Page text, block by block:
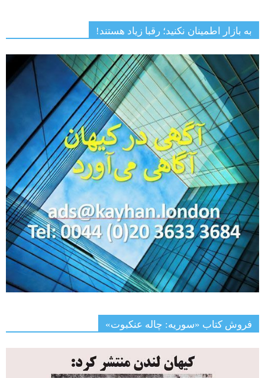
به بازار اطمینان نکنید؛ رقبا زیاد هستند!
فروش کتاب «سوریه: چاله عنکبوت»